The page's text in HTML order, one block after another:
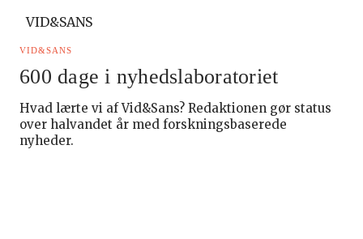
VID&SANS
VID&SANS
600 dage i nyhedslaboratoriet
Hvad lærte vi af Vid&Sans? Redaktionen gør status
over halvandet år med forskningsbaserede
nyheder.